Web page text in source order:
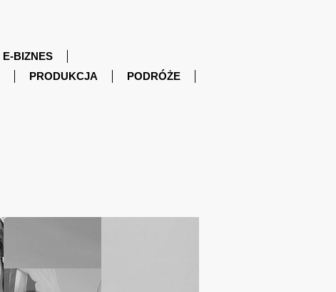
E-BIZNES
PRODUKCJA
PODRÓŻE